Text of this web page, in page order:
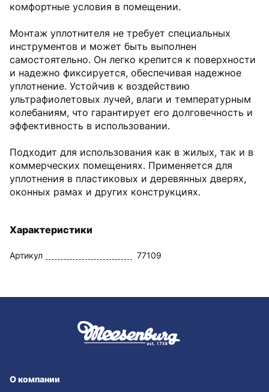
комфортные условия в помещении.
Монтаж уплотнителя не требует специальных
инструментов и может быть выполнен
самостоятельно. Он легко крепится к поверхности
и надежно фиксируется, обеспечивая надежное
уплотнение. Устойчив к воздействию
ультрафиолетовых лучей, влаги и температурным
колебаниям, что гарантирует его долговечность и
эффективность в использовании.
Подходит для использования как в жилых, так и в
коммерческих помещениях. Применяется для
уплотнения в пластиковых и деревянных дверях,
оконных рамах и других конструкциях.
Характеристики
Артикул 77109
О компании